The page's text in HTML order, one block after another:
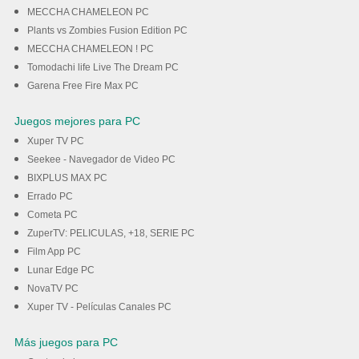
MECCHA CHAMELEON PC
Plants vs Zombies Fusion Edition PC
MECCHA CHAMELEON ! PC
Tomodachi life Live The Dream PC
Garena Free Fire Max PC
Juegos mejores para PC
Xuper TV PC
Seekee - Navegador de Video PC
BIXPLUS MAX PC
Errado PC
Cometa PC
ZuperTV: PELICULAS, +18, SERIE PC
Film App PC
Lunar Edge PC
NovaTV PC
Xuper TV - Películas Canales PC
Más juegos para PC